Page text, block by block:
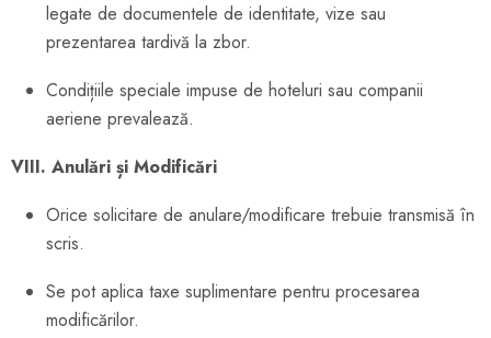
legate de documentele de identitate, vize sau
prezentarea tardivă la zbor.
Condițiile speciale impuse de hoteluri sau companii
aeriene prevalează.
VIII. Anulări și Modificări
Orice solicitare de anulare/modificare trebuie transmisă în
scris.
Se pot aplica taxe suplimentare pentru procesarea
modificărilor.